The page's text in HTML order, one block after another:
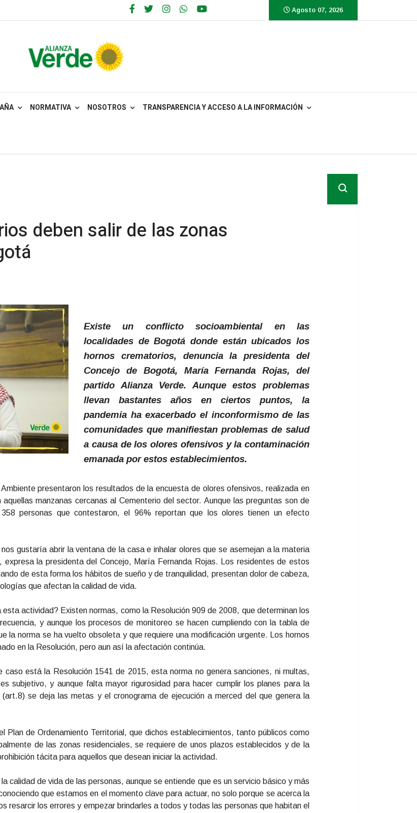
Agosto 07, 2026
NORMATIVA NOSOTROS TRANSPARENCIA Y ACCESO A LA INFORMACIÓN
deben salir de las zonas
Existe un conflicto socioambiental en las
localidades de Bogotá donde están ubicados los
hornos crematorios, denuncia la presidenta del
Concejo de Bogotá, María Fernanda Rojas, del
partido Alianza Verde. Aunque estos problemas
llevan bastantes años en ciertos puntos, la
pandemia ha exacerbado el inconformismo de las
comunidades que manifiestan problemas de salud
a causa de los olores ofensivos y la contaminación
emanada por estos establecimientos.
presentaron los resultados de la encuesta de olores ofensivos, realizada en
manzanas cercanas al Cementerio del sector. Aunque las preguntas son de
personas que contestaron, el 96% reportan que los olores tienen un efecto
gustaría abrir la ventana de la casa e inhalar olores que se asemejan a la materia
expresa la presidenta del Concejo, María Fernanda Rojas. Los residentes de estos
de esta forma los hábitos de sueño y de tranquilidad, presentan dolor de cabeza,
que afectan la calidad de vida.
actividad? Existen normas, como la Resolución 909 de 2008, que determinan los
y aunque los procesos de monitoreo se hacen cumpliendo con la tabla de
la norma se ha vuelto obsoleta y que requiere una modificación urgente. Los hornos
en la Resolución, pero aun así la afectación continúa.
caso está la Resolución 1541 de 2015, esta norma no genera sanciones, ni multas,
subjetivo, y aunque falta mayor rigurosidad para hacer cumplir los planes para la
se deja las metas y el cronograma de ejecución a merced del que genera la
Plan de Ordenamiento Territorial, que dichos establecimientos, tanto públicos como
de las zonas residenciales, se requiere de unos plazos establecidos y de la
tácita para aquellos que desean iniciar la actividad.
calidad de vida de las personas, aunque se entiende que es un servicio básico y más
que estamos en el momento clave para actuar, no solo porque se acerca la
resarcir los errores y empezar brindarles a todos y todas las personas que habitan el